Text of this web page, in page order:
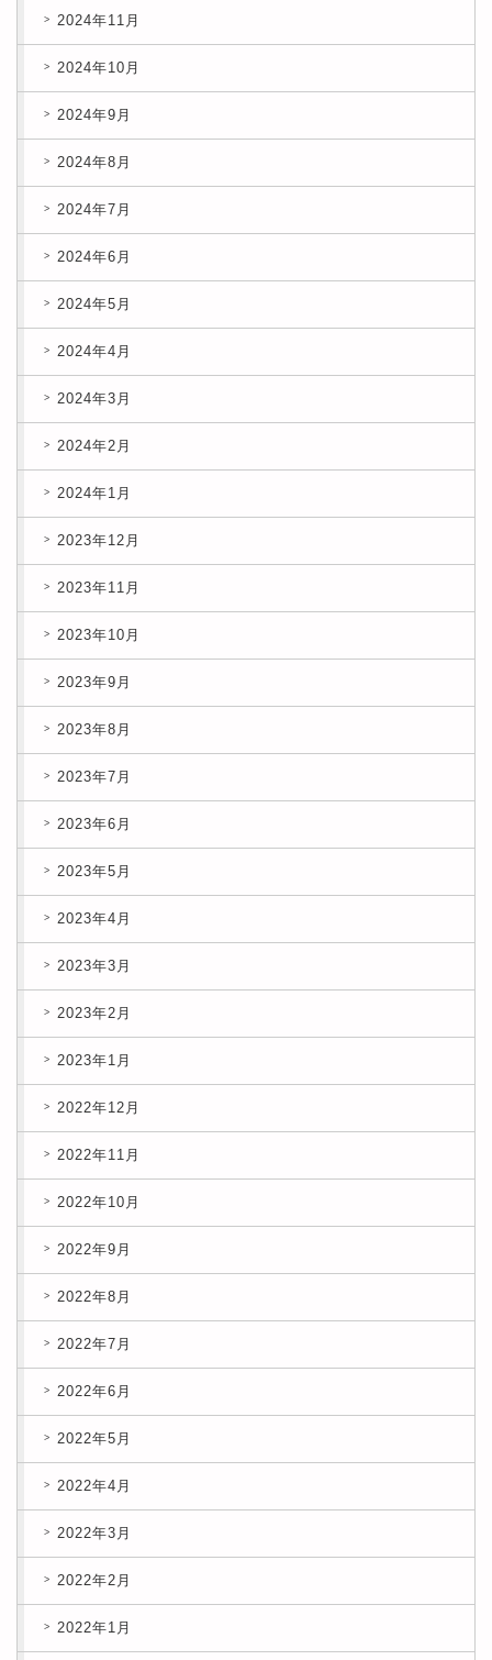
2024年11月
2024年10月
2024年9月
2024年8月
2024年7月
2024年6月
2024年5月
2024年4月
2024年3月
2024年2月
2024年1月
2023年12月
2023年11月
2023年10月
2023年9月
2023年8月
2023年7月
2023年6月
2023年5月
2023年4月
2023年3月
2023年2月
2023年1月
2022年12月
2022年11月
2022年10月
2022年9月
2022年8月
2022年7月
2022年6月
2022年5月
2022年4月
2022年3月
2022年2月
2022年1月